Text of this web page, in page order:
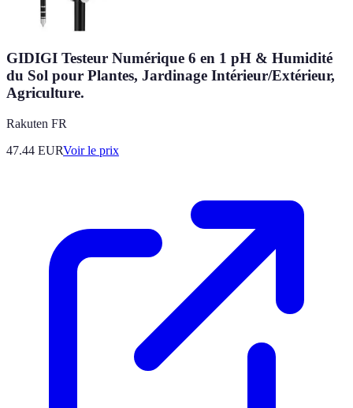
GIDIGI Testeur Numérique 6 en 1 pH & Humidité
du Sol pour Plantes, Jardinage Intérieur/Extérieur,
Agriculture.
Rakuten FR
47.44 EURVoir le prix